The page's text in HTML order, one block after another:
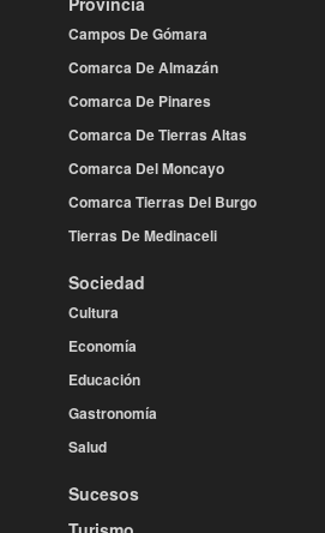
Campos De Gómara
Comarca De Almazán
Comarca De Pinares
Comarca De Tierras Altas
Comarca Del Moncayo
Comarca Tierras Del Burgo
Tierras De Medinaceli
Sociedad
Cultura
Economía
Educación
Gastronomía
Salud
Sucesos